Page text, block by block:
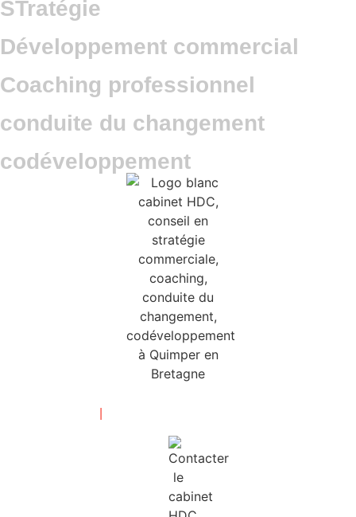
STratégie
Développement commercial
Coaching professionnel
conduite du changement
codéveloppement